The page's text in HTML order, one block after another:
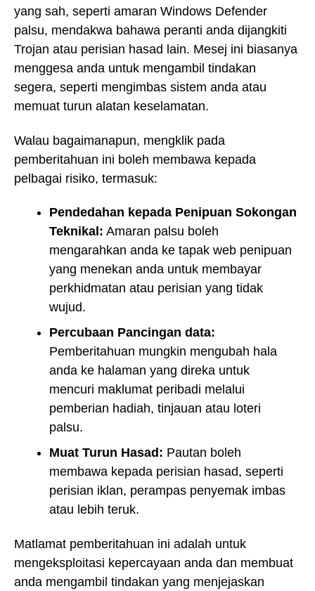
yang sah, seperti amaran Windows Defender
palsu, mendakwa bahawa peranti anda dijangkiti
Trojan atau perisian hasad lain. Mesej ini biasanya
menggesa anda untuk mengambil tindakan
segera, seperti mengimbas sistem anda atau
memuat turun alatan keselamatan.
Walau bagaimanapun, mengklik pada
pemberitahuan ini boleh membawa kepada
pelbagai risiko, termasuk:
Pendedahan kepada Penipuan Sokongan
Teknikal: Amaran palsu boleh
mengarahkan anda ke tapak web penipuan
yang menekan anda untuk membayar
perkhidmatan atau perisian yang tidak
wujud.
Percubaan Pancingan data:
Pemberitahuan mungkin mengubah hala
anda ke halaman yang direka untuk
mencuri maklumat peribadi melalui
pemberian hadiah, tinjauan atau loteri
palsu.
Muat Turun Hasad: Pautan boleh
membawa kepada perisian hasad, seperti
perisian iklan, perampas penyemak imbas
atau lebih teruk.
Matlamat pemberitahuan ini adalah untuk
mengeksploitasi kepercayaan anda dan membuat
anda mengambil tindakan yang menjejaskan